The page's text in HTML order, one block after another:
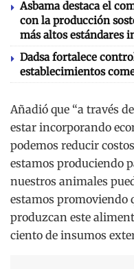
Asbama destaca el
con la producción
más altos estándares
Dadsa fortalece
establecimientos
Añadió que “a través
estar incorporando
podemos reducir
estamos produciendo
nuestros animales
estamos promoviendo
produzcan este
ciento de insumos